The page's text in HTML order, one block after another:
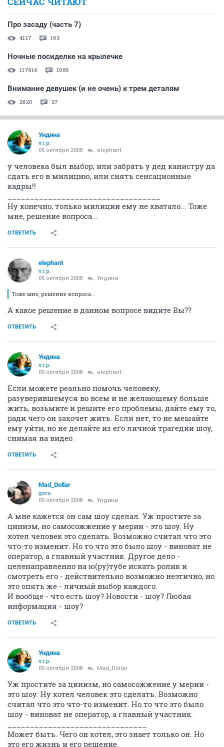
Про засаду (часть 7)
4117 193
Ночные посиделке на крылечке
117414 1000
Внимание девушек (и не очень) к трем деталям
2820 27
Ундина
v.i.p.
05 октября 2008 elephant
у человека был выбор, или забрать у дед канистру да
сдать его в милицию, или снять сенсационные
кадры!!
Ну конечно, только милиции ему не хватало... Тоже
мне, решение вопроса...
ОТВЕТИТЬ
elephant
v.i.p.
05 октября 2008 Ундина
Тоже мне, решение вопроса...
А какое решение в данном вопросе видите Вы??
ОТВЕТИТЬ
Ундина
v.i.p.
05 октября 2008 elephant
Если можете реально помочь человеку,
разуверившемуся во всем и не желающему больше
жить, возьмите и решите его проблемы, дайте ему то,
ради чего он захочет жить. Если нет, то не мешайте
ему уйти, но не делайте из его личной трагедии шоу,
снимая на видео.
ОТВЕТИТЬ
Mad_Dollar
guru
05 октября 2008 Ундина
А мне кажется он сам шоу сделал. Уж простите за
цинизм, но самосожжение у мерии - это шоу. Ну
хотел человек это сделать. Возможно считал что это
что-то изменит. Но то что это было шоу - виноват не
оператор, а главный участник. Другое дело -
целенаправленно на ю(ру)тубе искать ролик и
смотреть его - действительно возможно неэтично, но
это опять же - личный выбор каждого.
И вообще - что есть шоу? Новости - шоу? Любая
информация - шоу?
ОТВЕТИТЬ
Ундина
v.i.p.
05 октября 2008 Mad_Dollar
Уж простите за цинизм, но самосожжение у мерии -
это шоу. Ну хотел человек это сделать. Возможно
считал что это что-то изменит. Но то что это было
шоу - виноват не оператор, а главный участник.
Может быть. Чего он хотел, это знает только он. Но
это его жизнь и его решение.